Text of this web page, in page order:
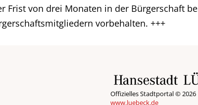
Frist von drei Monaten in der Bürgerschaft
vorbehalten. +++
Offizielles Stadtportal © 2026
www.luebeck.de